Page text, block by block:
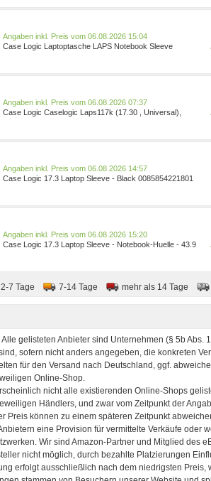
Preis vom 06.08.2026 15:04
Case Logic Laptoptasche LAPS Notebook Sleeve
Preis vom 06.08.2026 07:37
Case Logic Caselogic Laps117k (17.30 , Universal),
Preis vom 06.08.2026 14:57
Case Logic 17.3 Laptop Sleeve - Black 0085854221801
Preis vom 06.08.2026 15:20
Case Logic 17.3 Laptop Sleeve - Notebook-Huelle - 43.9
2-7 Tage 7-14 Tage mehr als 14 Tage